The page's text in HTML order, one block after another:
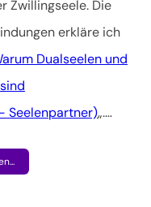
Zwillingseele. Die
erkläre ich
Dualseelen und
Seelenpartner)„.…